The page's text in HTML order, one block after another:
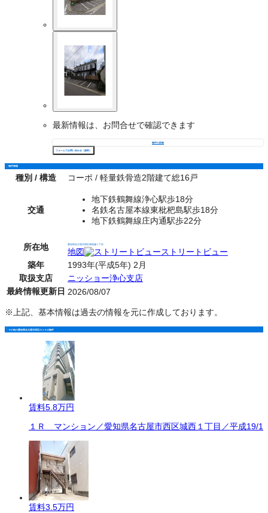
最新情報は、お問合せで確認できます
物件の詳細
フォームでお問い合わせ（無料）
物件情報
種別 / 構造 コーポ / 軽量鉄骨造2階建て総16戸
交通
地下鉄鶴舞線浄心駅歩18分
名鉄名古屋本線東枇杷島駅歩18分
地下鉄鶴舞線庄内通駅歩22分
所在地 愛知県名古屋市西区南堀越１丁目
地図
ストリートビュー
築年
1993年(平成5年) 2月
取扱支店
ニッショー浄心支店
最終情報更新日 2026/08/07
※上記、基本情報は過去の情報を元に作成しております。
その他の愛知県名古屋市西区の１Ｋの物件
賃料5.8万円
１Ｒ マンション／愛知県名古屋市西区城西１丁目／平成19/1
賃料3.5万円